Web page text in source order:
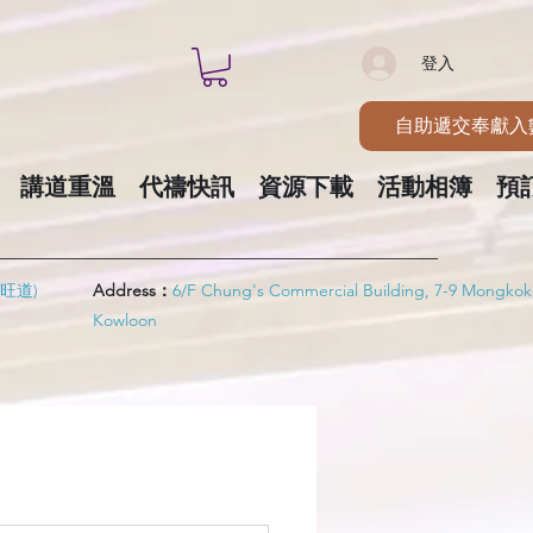
登入
自助遞交奉獻
講道重溫 代禱快訊 資源下載 活動相簿 預
道) Address： 6/F Chung's Commercial Building, 7-9
Kowloon